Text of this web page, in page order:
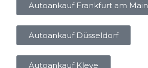
Autoankauf Frankfurt am Main
Autoankauf Düsseldorf
Autoankauf Kleve